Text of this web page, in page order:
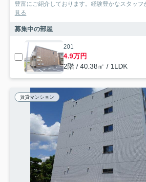
豊富にご紹介しております。経験豊かなスタッフ
見る
募集中の部屋
201
4.9万円
2階 / 40.38㎡ / 1LDK
賃貸マンション